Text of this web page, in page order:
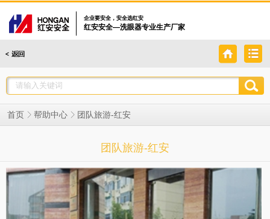
企业要安全，安全选红安
红安安全—洗眼器专业生产厂家
首页 帮助中心 团队旅游-红安
团队旅游-红安